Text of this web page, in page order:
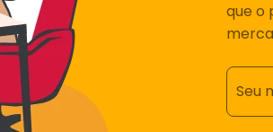
que o
Seu